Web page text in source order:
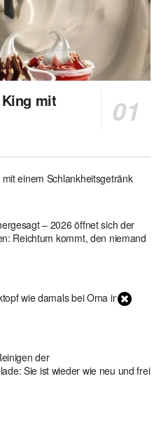
mit
einem Schlankheitsgetränk
– 2026 öffnet sich der
Reichtum kommt, den niemand
wie damals bei Oma in 1
der
Sie ist wieder wie neu und frei